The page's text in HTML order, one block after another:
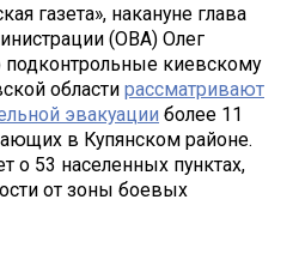
газета», накануне глава
(ОВА) Олег
подконтрольные киевскому
области рассматривают
эвакуации более 11
в Купянском районе.
о 53 населенных пунктах,
от зоны боевых